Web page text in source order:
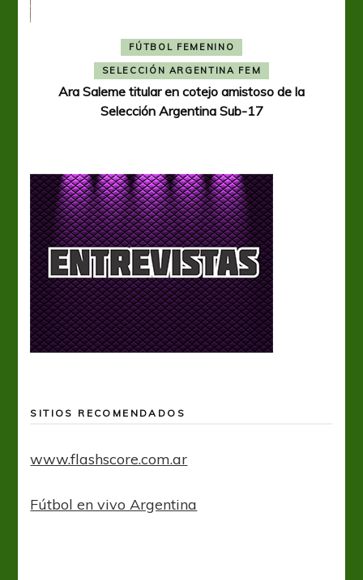
FÚTBOL FEMENINO
SELECCIÓN ARGENTINA FEM
Ara Saleme titular en cotejo amistoso de la
Selección Argentina Sub-17
SITIOS RECOMENDADOS
www.flashscore.com.ar
Fútbol en vivo Argentina